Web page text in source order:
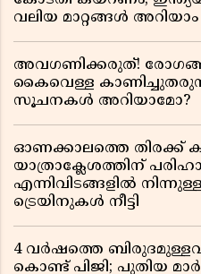
വലിയ മാറ്റങ്ങൾ അറിയാം
അവഗണിക്കരുത്!
കൈവെള്ള
സൂചനകൾ അറിയാമോ?
ഓണക്കാലത്തെ തിരക്ക്
യാത്രാക്ലേശത്തിന്
എന്നിവിടങ്ങളിൽ
ട്രെയിനുകൾ നീട്ടി
4 വർഷത്തെ
കൊണ്ട് പിജി; പുതിയ